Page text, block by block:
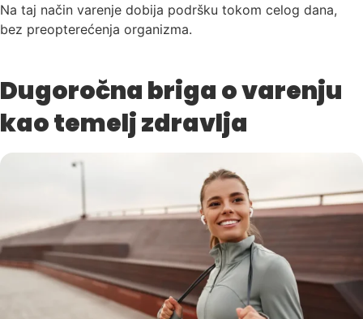
Na taj način varenje dobija podršku tokom celog dana,
bez preopterećenja organizma.
Dugoročna briga o varenju
kao temelj zdravlja